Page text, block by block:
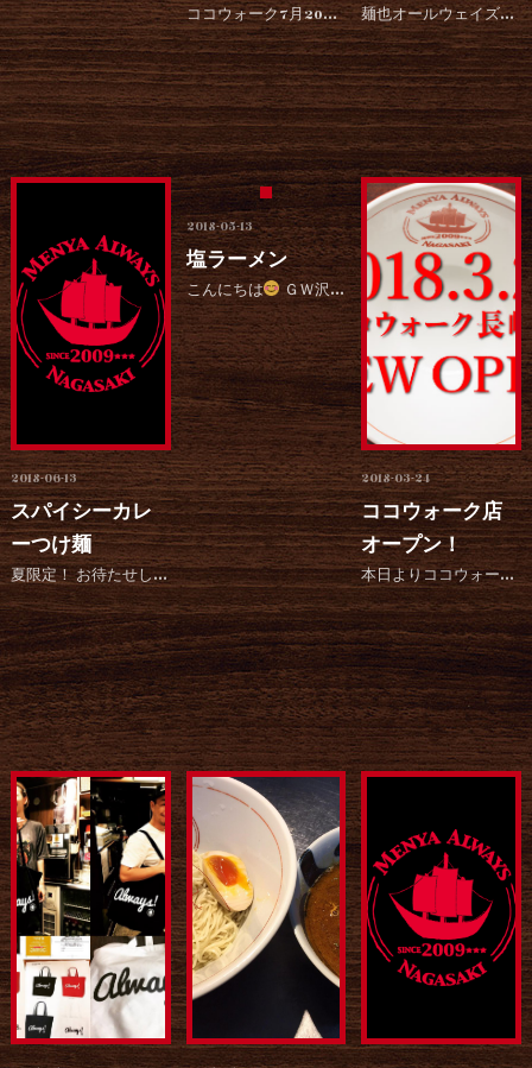
ココウォーク7月20日5階リニューアルオープン記念して醤油とんこつラーメンを販売しております。ココウォ... 麺也オールウェイズ長与店です！ 大変お待たせいたしました！ 本日より長与店でも夏季限定！ スパイシーカ...
2018-06-13
スパイシーカレ
ーつけ麺
夏限定！ お待たせしました！ 本日より本店限定スパイシーカレーつけ麺販売いたします！...
2018-05-13
塩ラーメン
こんにちは ＧＷ沢山のお客様に足を運んでいただいてありがとうございました
2018-03-24
ココウォーク店
オープン！
本日よりココウォーク店がオープンいたします。 皆様に愛される店を目指して努めていきます。どうぞ今後とも...